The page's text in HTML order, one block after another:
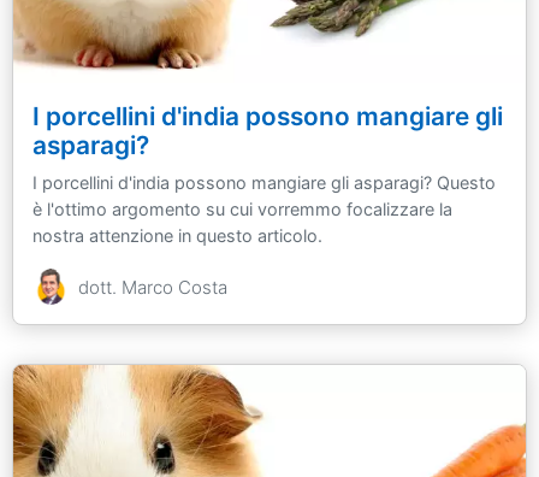
I porcellini d'india possono mangiare gli
asparagi?
I porcellini d'india possono mangiare gli asparagi? Questo
è l'ottimo argomento su cui vorremmo focalizzare la
nostra attenzione in questo articolo.
dott. Marco Costa